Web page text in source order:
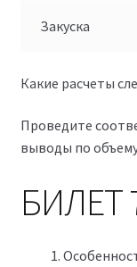
Закуска
Какие расчеты
Проведите
выводы по
БИЛЕТ